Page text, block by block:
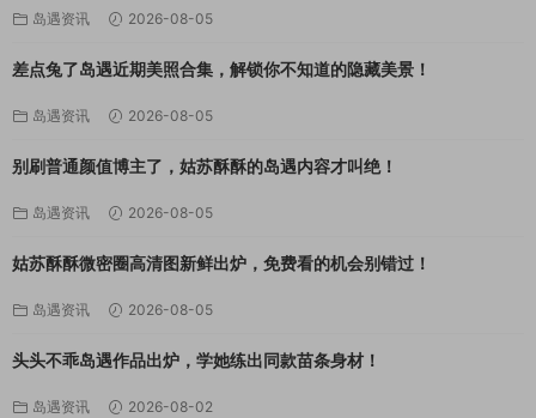
岛遇资讯 2026-08-05
差点兔了岛遇近期美照合集，解锁你不知道的隐藏美景！
岛遇资讯 2026-08-05
别刷普通颜值博主了，姑苏酥酥的岛遇内容才叫绝！
岛遇资讯 2026-08-05
姑苏酥酥微密圈高清图新鲜出炉，免费看的机会别错过！
岛遇资讯 2026-08-05
头头不乖岛遇作品出炉，学她练出同款苗条身材！
岛遇资讯 2026-08-02